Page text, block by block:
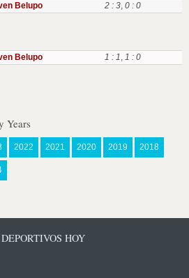
Belupo 2 : 3, 0 : 0
Belupo 1 : 1, 1 : 0
Years
2022 2021 2020 2019 2018
HOY